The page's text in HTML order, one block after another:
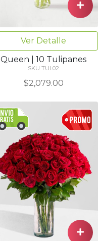
Ver Detalle
Queen | 10 Tulipanes
SKU TUL02
$2,079.00